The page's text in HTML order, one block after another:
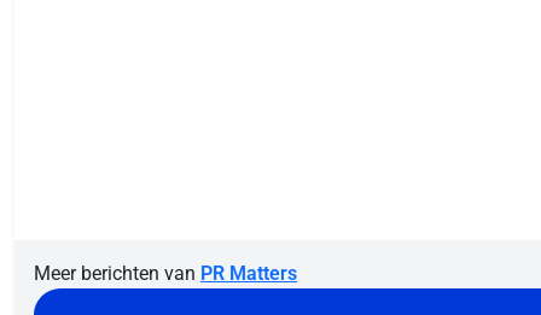
Meer berichten van PR Matters